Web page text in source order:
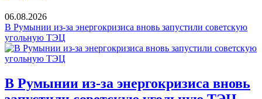
06.08.2026
В Румынии из-за энергокризиса вновь запустили советскую
угольную ТЭЦ
В Румынии из-за энергокризиса вновь